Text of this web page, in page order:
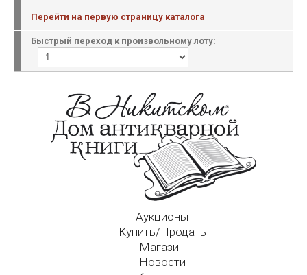
Перейти на первую страницу каталога
Быстрый переход к произвольному лоту:
Аукционы
Купить/Продать
Магазин
Новости